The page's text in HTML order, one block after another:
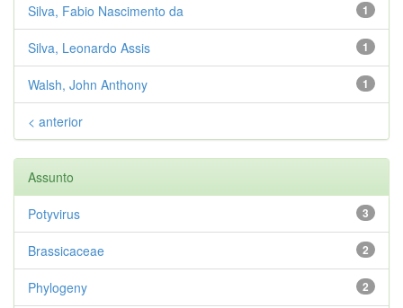
1
Silva, Fabio Nascimento da
1
Silva, Leonardo Assis
1
Walsh, John Anthony
< anterior
Assunto
3
Potyvirus
2
Brassicaceae
2
Phylogeny